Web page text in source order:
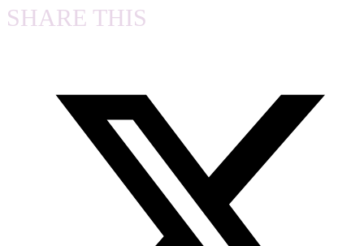
SHARE THIS